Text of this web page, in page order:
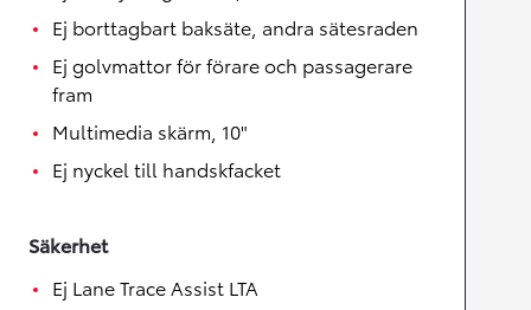
Ej borttagbart baksäte, andra sätesraden
Ej golvmattor för förare och passagerare
fram
Multimedia skärm, 10"
Ej nyckel till handskfacket
Säkerhet
Ej Lane Trace Assist LTA